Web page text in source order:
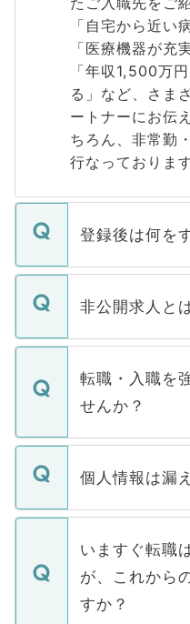
「自宅から近い
「医療機器が充
「年収1,500万
る」など、さま
ートナーにお伝
ちろん、非常勤
行なっております
登録後は何を
ご登録いただき
登録内容を確認
ます。通常、5
いただきますの
非公開求人と
マイナビ
うち約3割は、
けない「非公開
下記の理由によ
ません。
■応募殺到を避
関を公にしてし
に、医療機関が
みを人材紹介会
ています。
転職・入職を
せんか？
転職・入職を強
ん。また、仮に
定を承諾する必
の辞退の連絡は
個人情報は漏
個人情報が漏え
で、ご安心くだ
などで収集した
ご本人のキャリ
支援を目的に使
いますぐ転職
が、これから
すか？